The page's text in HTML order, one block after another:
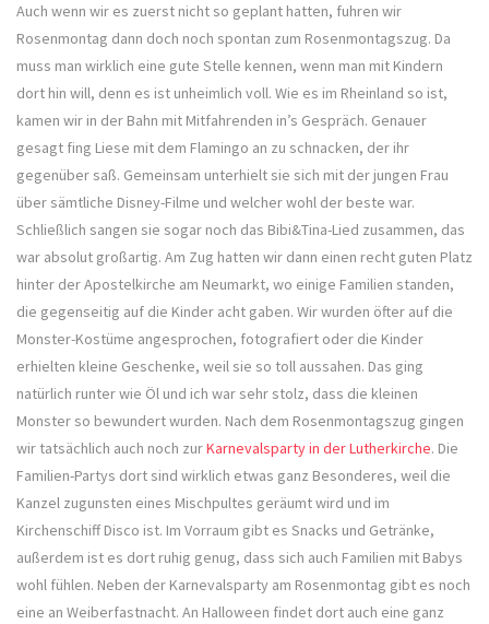
Auch wenn wir es zuerst nicht so geplant hatten, fuhren wir
Rosenmontag dann doch noch spontan zum Rosenmontagszug. Da
muss man wirklich eine gute Stelle kennen, wenn man mit Kindern
dort hin will, denn es ist unheimlich voll. Wie es im Rheinland so ist,
kamen wir in der Bahn mit Mitfahrenden in’s Gespräch. Genauer
gesagt fing Liese mit dem Flamingo an zu schnacken, der ihr
gegenüber saß. Gemeinsam unterhielt sie sich mit der jungen Frau
über sämtliche Disney-Filme und welcher wohl der beste war.
Schließlich sangen sie sogar noch das Bibi&Tina-Lied zusammen, das
war absolut großartig. Am Zug hatten wir dann einen recht guten Platz
hinter der Apostelkirche am Neumarkt, wo einige Familien standen,
die gegenseitig auf die Kinder acht gaben. Wir wurden öfter auf die
Monster-Kostüme angesprochen, fotografiert oder die Kinder
erhielten kleine Geschenke, weil sie so toll aussahen. Das ging
natürlich runter wie Öl und ich war sehr stolz, dass die kleinen
Monster so bewundert wurden. Nach dem Rosenmontagszug gingen
wir tatsächlich auch noch zurKarnevalsparty in der Lutherkirche. Die
Familien-Partys dort sind wirklich etwas ganz Besonderes, weil die
Kanzel zugunsten eines Mischpultes geräumt wird und im
Kirchenschiff Disco ist. Im Vorraum gibt es Snacks und Getränke,
außerdem ist es dort ruhig genug, dass sich auch Familien mit Babys
wohl fühlen. Neben der Karnevalsparty am Rosenmontag gibt es noch
eine an Weiberfastnacht. An Halloween findet dort auch eine ganz